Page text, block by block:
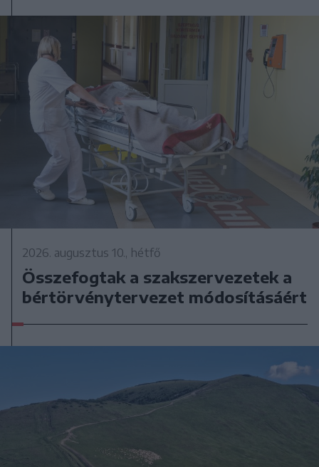
2026. augusztus 10., hétfő
Összefogtak a szakszervezetek a
bértörvénytervezet módosításáért